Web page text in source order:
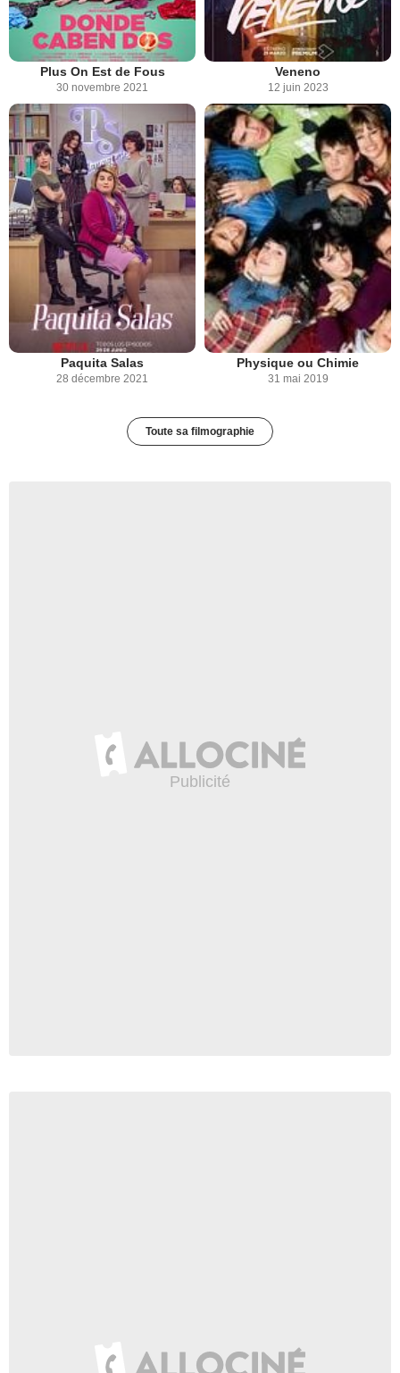
Plus On Est de Fous
30 novembre 2021
Veneno
12 juin 2023
Paquita Salas
28 décembre 2021
Physique ou Chimie
31 mai 2019
Toute sa filmographie